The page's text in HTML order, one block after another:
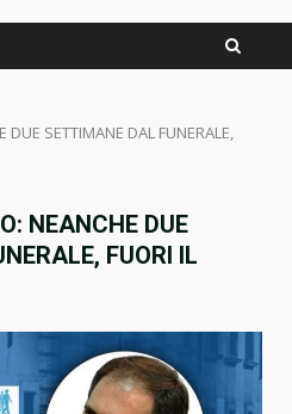
DUE SETTIMANE DAL FUNERALE,
NEANCHE DUE
FUORI IL